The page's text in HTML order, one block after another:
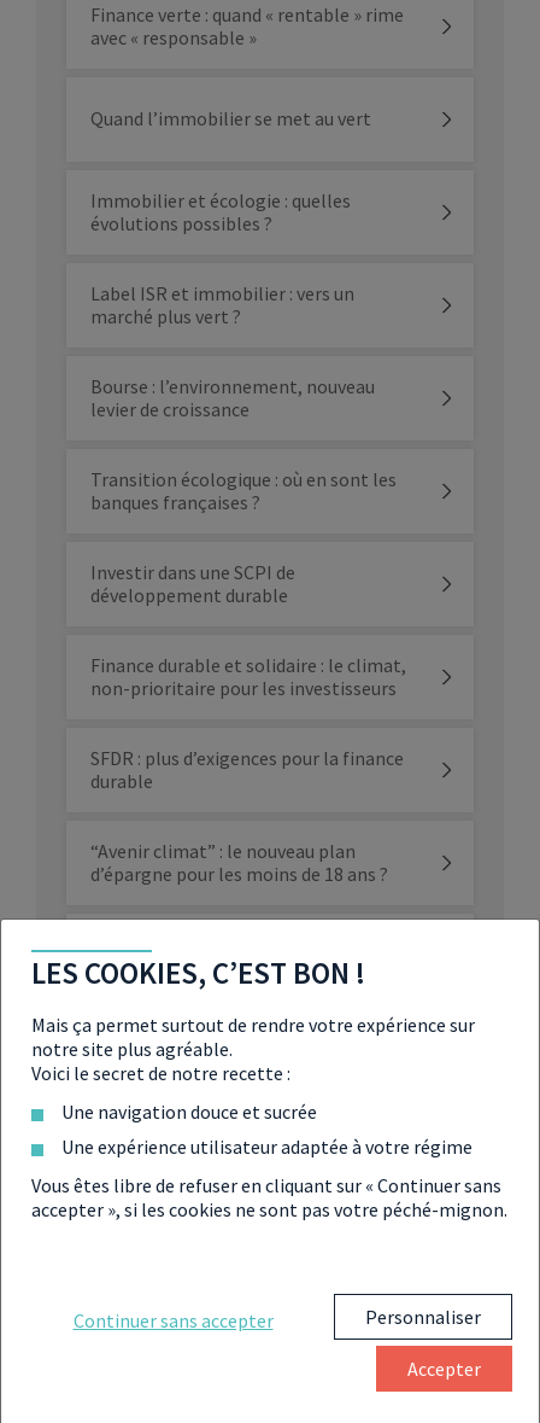
Finance verte : quand « rentable » rime
avec « responsable »
Quand l’immobilier se met au vert
Immobilier et écologie : quelles
évolutions possibles ?
Label ISR et immobilier : vers un
marché plus vert ?
Bourse : l’environnement, nouveau
levier de croissance
Transition écologique : où en sont les
banques françaises ?
Investir dans une SCPI de
développement durable
Finance durable et solidaire : le climat,
non-prioritaire pour les investisseurs
SFDR : plus d’exigences pour la finance
durable
“Avenir climat” : le nouveau plan
d’épargne pour les moins de 18 ans ?
pour financer la transition écologique ?
Placements durables : les jeunes de plus
en plus convaincus et les seniors
toujours aussi réticents
Transition énergétique : la BCE alerte
et appelle à réagir tout de suite pour
sauver l’économie
Le nouveau Plan d’épargne « Avenir
LES COOKIES, C’EST BON !
Mais ça permet surtout de rendre votre expérience sur
notre site plus agréable.
Voici le secret de notre recette :
Une navigation douce et sucrée
Une expérience utilisateur adaptée à votre régime
Vous êtes libre de refuser en cliquant sur « Continuer sans
accepter », si les cookies ne sont pas votre péché-mignon.
Continuer sans accepter Personnaliser
Accepter